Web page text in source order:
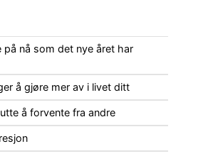
på nå som det nye året har
å gjøre mer av i livet ditt
å forvente fra andre